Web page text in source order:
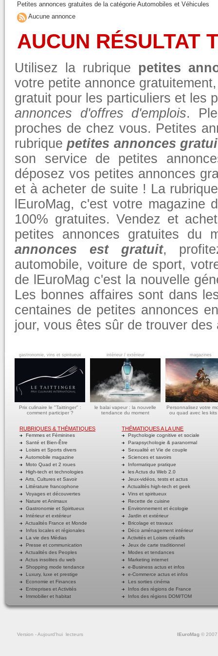
Petites annonces gratuites de la catégorie Automobiles et Véhicules
Aucune annonce
AUCUN RÉSULTAT
Utilisez la rubrique petites
votre petite annonce
gratuit pour les particuliers et les
annonces d'offres d'emplois.
proches de chez vous. Petites
rubriquepetites annonces
son service de petites
déposez vos petites annonces
et à acheter de suite ! La
lEuroMag, c'est votre magazine
100% gratuites. Vendez et
petites annonces gratuites du
annonces est gratuit,
automobile, voiture de sport,
de lEuroMag c'est la nouvelle
Les bonnes affaires sont dans
centaines de petites annonces
jour, vous êtes sûr de trouver
gastronomie, vins et spiritueux
Prix culinaire le "Taittinger" :
comment participer ?
intérieur / extérieur
le balai vapeur : la nouvelle
tendance du moment
magazines
Personnalisez votre
ou quad avec les
RUBRIQUES & THÉMATIQUES
Femmes et Féminines
Santé et Bien-Être
Loisirs et Sports divers
Automobile magazine
Moto Quad et 2 roues
High-tech et technologies
Arts, Cultures et Savoir
Littérature francophone
Voyages et découvertes
Nature et Animaux
Gastronomie et Spiritueux
Intérieur et extérieur
Actualités France et Monde
Infos locales et régionales
La vie des Médias
Presse et communication
Actualités des Peoples
Actus insolites du web
Shopping mode tendance
Luxury, luxe et prestige
Economie et Finances
Entreprises et Activités
Immobilier et habitat
THÉMATIQUES A LA UNE
Psychologie cognitive et sociale
Parapsychologie & paranormal
Sexualité et Vie de couple
Sciences et savoirs
Informatique pratique
les Actus du Web 2.0
Jeux-vidéos, tests et actus
Actualités high-tech et geek
Vins et spiritueux
Recette de cuisine
Environnement et écologie
Jardin et extérieur
Bricolage et travaux
Déco aménagement intérieur
Activités et Loisirs créatifs
Jeux de carte traditionnel
Modes et tendances
Marketing internet
e-Business actus et infos
e-Commerce actus et infos
Les sorties cinéma
Infos des régions de France
Infos des régions DOM/TOM
Version- Aujourd'hui lecteurs lEuroMag ©